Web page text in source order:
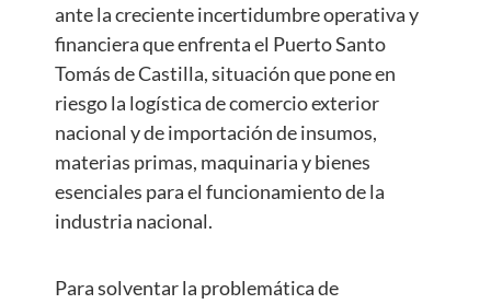
ante la creciente incertidumbre operativa y
financiera que enfrenta el Puerto Santo
Tomás de Castilla, situación que pone en
riesgo la logística de comercio exterior
nacional y de importación de insumos,
materias primas, maquinaria y bienes
esenciales para el funcionamiento de la
industria nacional.
Para solventar la problemática de